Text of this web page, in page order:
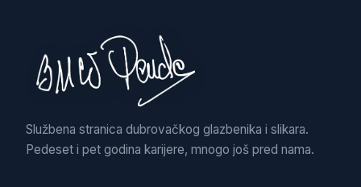
Službena stranica dubrovačkog glazbenika i slikara.
Pedeset i pet godina karijere, mnogo još pred nama.